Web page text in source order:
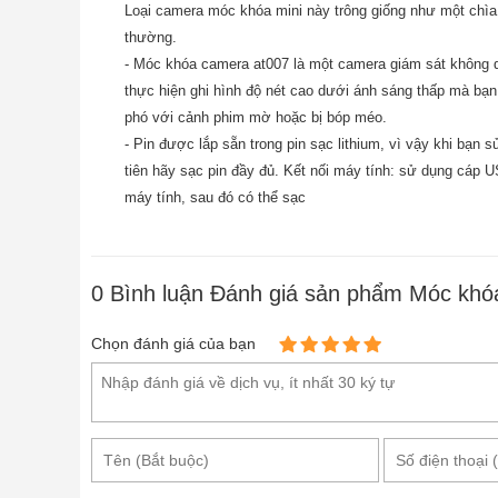
- Sản phẩmmóc khóa camera at007với Thiết kế
thiết kế vô cùng độc đáo vì thếCamera móc khóa
tay người dùng.Phần thân thiết bị được gắn
Thiết kế màu đen và trắng sang trọng trong bên
ngụy trang hoàn hảo. Khi sử dụng khó có thể bị
nét, mắt camera có thể thu hình với độ phân giải
móc khóa camera at007được coi là điểm đặc
chắn đây là lựa chọn tuyệt vời dành cho bạn với
hỗ trợ làm việc tốt trong nhiều hệ điều hành khác
OS10.4. Điều này cho phép
móc khóa camera
nghệ khác nhau. Pin chất lượng cao với dung
Loại camera móc khóa mini này trông giống như một
thường.
- Móc khóa camera at007 là một camera giám sát không
thực hiện ghi hình độ nét cao dưới ánh sáng thấp mà
phó với cảnh phim mờ hoặc bị bóp méo.
- Pin được lắp sẵn trong pin sạc lithium, vì vậy khi bạn
tiên hãy sạc pin đầy đủ. Kết nối máy tính: sử dụng cáp
máy tính, sau đó có thể sạc
0 Bình luận Đánh giá sản phẩm Móc
Chọn đánh giá của bạn